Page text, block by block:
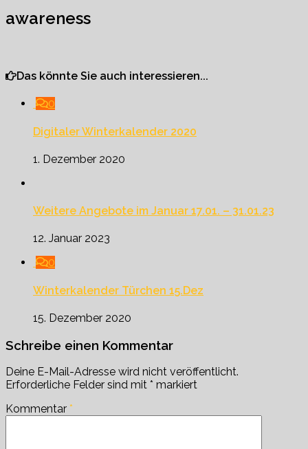
awareness
Das könnte Sie auch interessieren...
0
Digitaler Winterkalender 2020
1. Dezember 2020
Weitere Angebote im Januar 17.01. – 31.01.23
12. Januar 2023
0
Winterkalender Türchen 15.Dez
15. Dezember 2020
Schreibe einen Kommentar
Deine E-Mail-Adresse wird nicht veröffentlicht.
Erforderliche Felder sind mit * markiert
Kommentar *